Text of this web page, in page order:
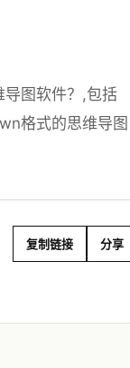
图软件？,包括
格式的思维导图
复制链接 分享